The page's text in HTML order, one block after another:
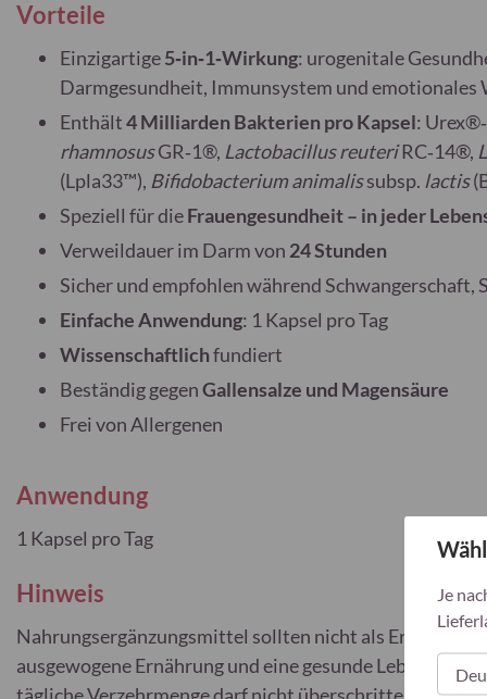
Vorteile
Einzigartige5‑in‑1‑Wirkung: urogenitale
Darmgesundheit, Immunsystem und emotionales
Enthält4 Milliarden Bakterien pro Kapsel:
rhamnosusGR‑1®, Lactobacillus reuteriRC‑14®,
(Lpla33™), Bifidobacterium animalissubsp. lactis
Speziell für dieFrauengesundheit – in jeder
Verweildauer im Darm von 24 Stunden
Sicher und empfohlen während Schwangerschaft,
Einfache Anwendung: 1 Kapsel pro Tag
Wissenschaftlichfundiert
Beständig gegenGallensalze und Magensäure
Frei von Allergenen
Anwendung
1 Kapsel pro Tag
Hinweis
Nahrungsergänzungsmittel sollten nicht als Ersatz für
ausgewogene Ernährung und eine gesunde
Je